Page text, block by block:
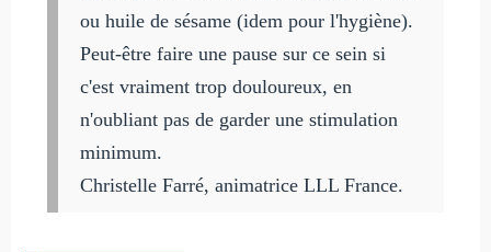
ou huile de sésame (idem pour l'hygiène).
Peut-être faire une pause sur ce sein si
c'est vraiment trop douloureux, en
n'oubliant pas de garder une stimulation
minimum.
Christelle Farré, animatrice LLL France.